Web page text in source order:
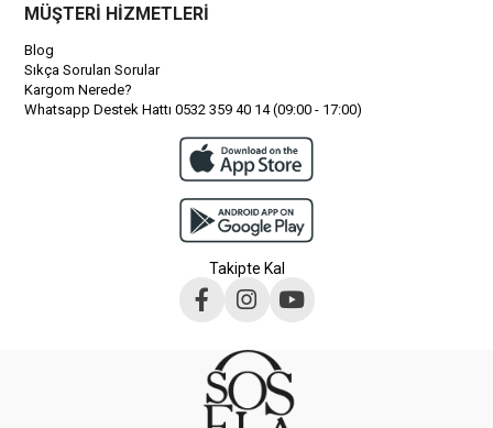
MÜŞTERİ HİZMETLERİ
Blog
Sıkça Sorulan Sorular
Kargom Nerede?
Whatsapp Destek Hattı 0532 359 40 14 (09:00 - 17:00)
Takipte Kal